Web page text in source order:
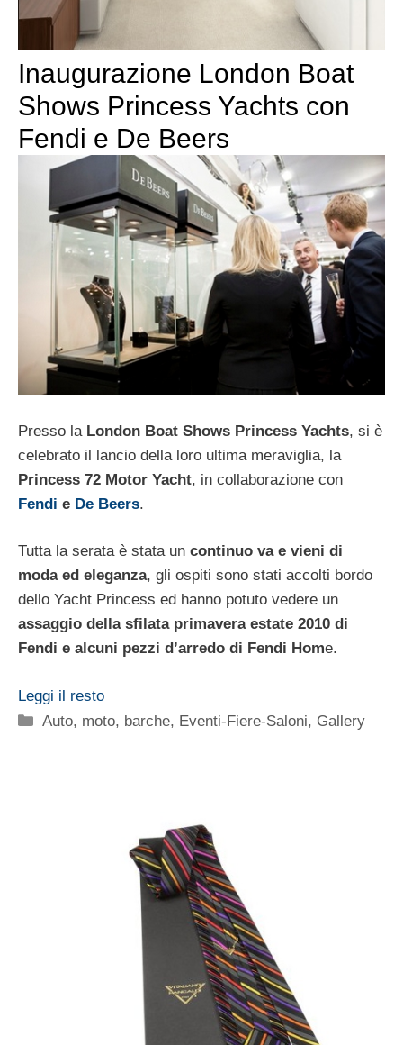
Inaugurazione London Boat
Shows Princess Yachts con
Fendi e De Beers
Presso la London Boat Shows Princess Yachts, si è
celebrato il lancio della loro ultima meraviglia, la
Princess 72 Motor Yacht, in collaborazione con
Fendi e De Beers.
Tutta la serata è stata un continuo va e vieni di
moda ed eleganza, gli ospiti sono stati accolti bordo
dello Yacht Princess ed hanno potuto vedere un
assaggio della sfilata primavera estate 2010 di
Fendi e alcuni pezzi d’arredo di Fendi Home.
Leggi il resto
Categorie
Auto, moto, barche, Eventi-Fiere-Saloni, Gallery